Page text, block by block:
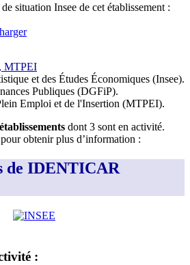
situation Insee de cet établissement :
MTPEI
et des Études Économiques (Insee).
Publiques (DGFiP).
Emploi et de l'Insertion (MTPEI).
établissements dont 3 sont en activité.
obtenir plus d’information :
de IDENTICAR
: